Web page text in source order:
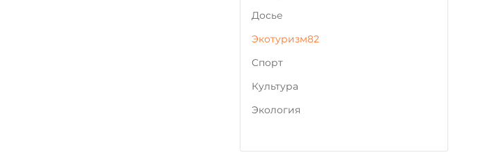
Досье
Экотуризм82
Cпорт
Культура
Экология